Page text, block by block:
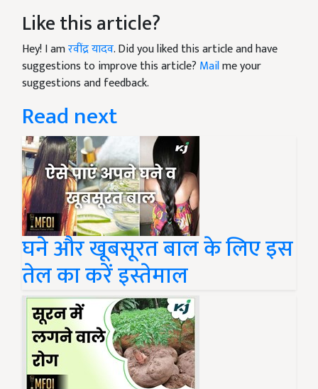
Like this article?
Hey! I amरवींद्र यादव. Did you liked this article and have
suggestions to improve this article? Mailme your
suggestions and feedback.
Read next
घने और खूबसूरत बाल के लिए इस
तेल का करें इस्तेमाल